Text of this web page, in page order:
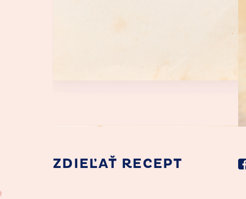
ZDIEĽAŤ RECEPT